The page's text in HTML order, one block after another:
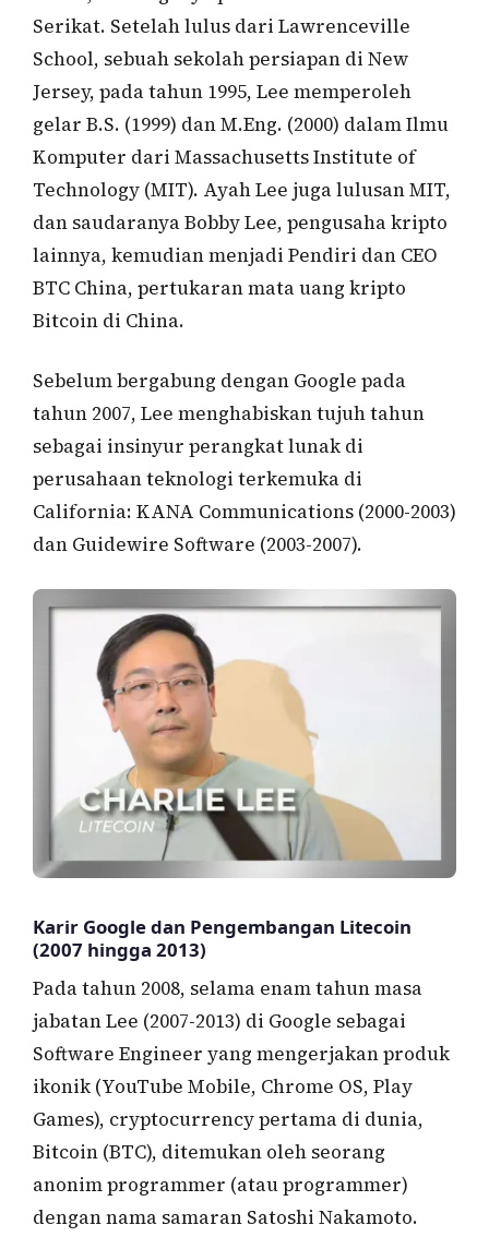
Serikat. Setelah lulus dari Lawrenceville
School, sebuah sekolah persiapan di New
Jersey, pada tahun 1995, Lee memperoleh
gelar B.S. (1999) dan M.Eng. (2000) dalam Ilmu
Komputer dari Massachusetts Institute of
Technology (MIT). Ayah Lee juga lulusan MIT,
dan saudaranya Bobby Lee, pengusaha kripto
lainnya, kemudian menjadi Pendiri dan CEO
BTC China, pertukaran mata uang kripto
Bitcoin di China.
Sebelum bergabung dengan Google pada
tahun 2007, Lee menghabiskan tujuh tahun
sebagai insinyur perangkat lunak di
perusahaan teknologi terkemuka di
California: KANA Communications (2000-2003)
dan Guidewire Software (2003-2007).
Karir Google dan Pengembangan Litecoin
(2007 hingga 2013)
Pada tahun 2008, selama enam tahun masa
jabatan Lee (2007-2013) di Google sebagai
Software Engineer yang mengerjakan produk
ikonik (YouTube Mobile, Chrome OS, Play
Games), cryptocurrency pertama di dunia,
Bitcoin (BTC), ditemukan oleh seorang
anonim programmer (atau programmer)
dengan nama samaran Satoshi Nakamoto.